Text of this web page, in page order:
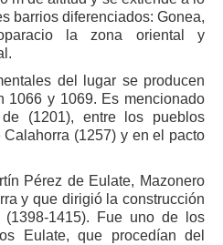
barrios diferenciados: Gonea,
la zona oriental y
del lugar se producen
1066 y 1069. Es mencionado
(1201), entre los pueblos
(1257) y en el pacto
Pérez de Eulate, Mazonero
y que dirigió la construcción
1415). Fue uno de los
Eulate, que procedían del